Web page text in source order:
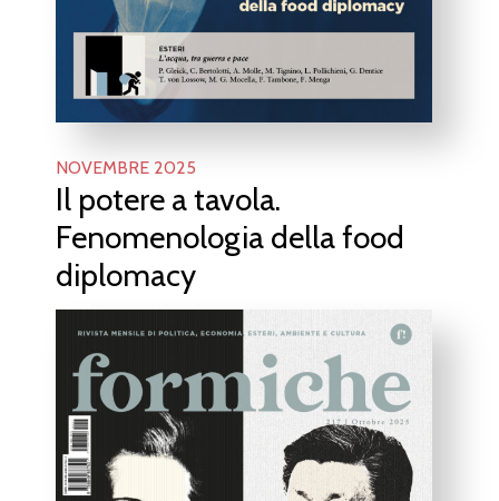
NOVEMBRE 2025
Il potere a tavola.
Fenomenologia della food
diplomacy